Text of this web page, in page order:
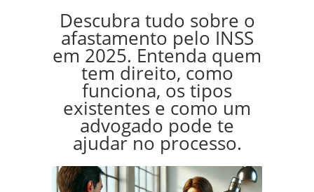
Descubra tudo sobre o
afastamento pelo INSS
em 2025. Entenda quem
tem direito, como
funciona, os tipos
existentes e como um
advogado pode te
ajudar no processo.